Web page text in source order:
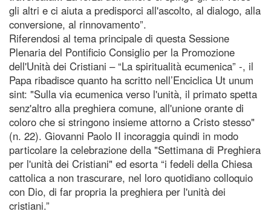
gli altri e ci aiuta a predisporci all'ascolto, al dialogo, alla
conversione, al rinnovamento”.
Riferendosi al tema principale di questa Sessione
Plenaria del Pontificio Consiglio per la Promozione
dell'Unità dei Cristiani – “La spiritualità ecumenica” -, il
Papa ribadisce quanto ha scritto nell’Enciclica Ut unum
sint: "Sulla via ecumenica verso l'unità, il primato spetta
senz'altro alla preghiera comune, all'unione orante di
coloro che si stringono insieme attorno a Cristo stesso"
(n. 22). Giovanni Paolo II incoraggia quindi in modo
particolare la celebrazione della "Settimana di Preghiera
per l'unità dei Cristiani" ed esorta “i fedeli della Chiesa
cattolica a non trascurare, nel loro quotidiano colloquio
con Dio, di far propria la preghiera per l'unità dei
cristiani.”